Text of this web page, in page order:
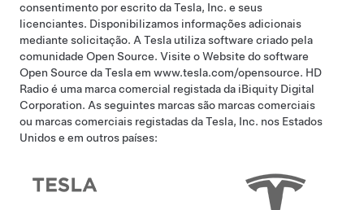
consentimento por escrito da Tesla, Inc. e seus
licenciantes. Disponibilizamos informações adicionais
mediante solicitação. A Tesla utiliza software criado pela
comunidade Open Source. Visite o Website do software
Open Source da Tesla em www.tesla.com/opensource. HD
Radio é uma marca comercial registada da iBiquity Digital
Corporation. As seguintes marcas são marcas comerciais
ou marcas comerciais registadas da Tesla, Inc. nos Estados
Unidos e em outros países: